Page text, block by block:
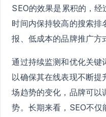
SEO的效果是累积的，
时间内保持较高的搜索排
报、低成本的品牌推广方
通过持续监测和优化关键
以确保其在线表现不断提
场趋势的变化，品牌可以
势。长期来看，SEO不